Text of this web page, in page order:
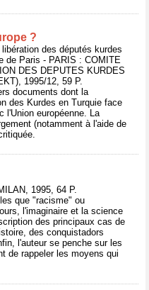
?
des députés kurdes
de Paris - PARIS : COMITE
DES DEPUTES KURDES
1995/12, 59 P.
documents dont la
des Kurdes en Turquie face
l'Union européenne. La
(notamment à l'aide de
1995, 64 P.
que "racisme" ou
l'imaginaire et la science
des principaux cas de
des conquistadors
l'auteur se penche sur les
de rappeler les moyens qui